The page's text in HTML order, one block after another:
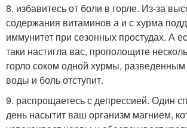
8. избавитесь от боли в горле. Из-за
содержания витаминов а и с хурма
иммунитет при сезонных простудах. А
таки настигла вас, прополощите
горло соком одной хурмы,
воды и боль отступит.
9. распрощаетесь с депрессией. Один
день насытит ваш организм магнием,